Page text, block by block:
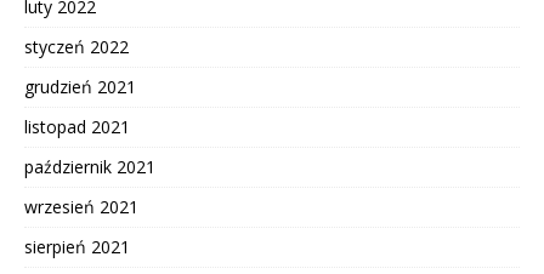
luty 2022
styczeń 2022
grudzień 2021
listopad 2021
październik 2021
wrzesień 2021
sierpień 2021